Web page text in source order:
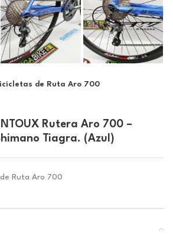
de Ruta Aro 700
Rutera Aro 700 –
Tiagra. (Azul)
Ruta Aro 700